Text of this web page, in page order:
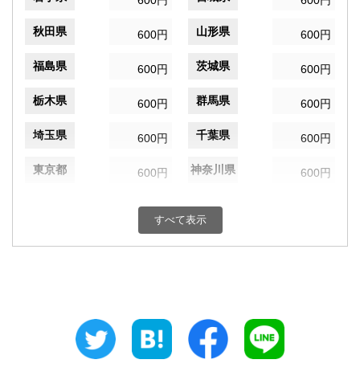
秋田県 600円 山形県 600円
福島県 600円 茨城県 600円
栃木県 600円 群馬県 600円
埼玉県 600円 千葉県 600円
東京都 600円 神奈川県 600円
600円 富山県
600円 三重県
すべて表示